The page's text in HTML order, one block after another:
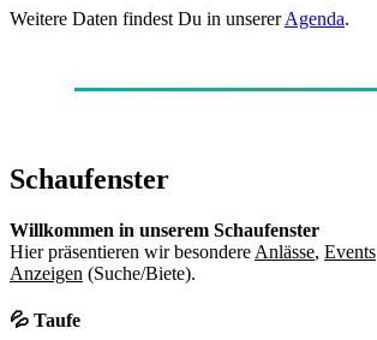
Weitere Daten findest Du in unsererAgenda.
Schaufenster
Willkommen in unserem Schaufenster
Hier präsentieren wir besondere Anlässe, Events
Anzeigen (Suche/Biete).
💦 Taufe